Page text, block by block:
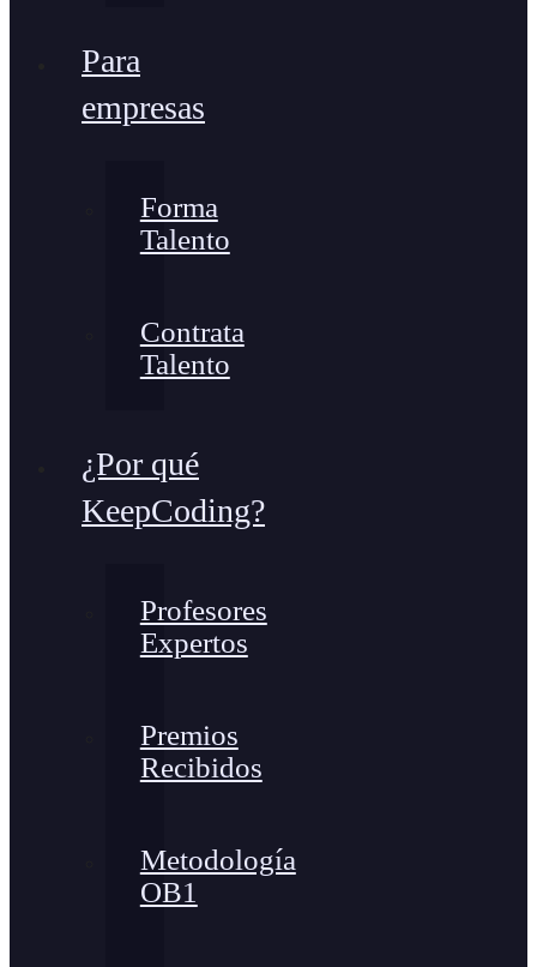
Para
empresas
Forma
Talento
Contrata
Talento
¿Por qué
KeepCoding?
Profesores
Expertos
Premios
Recibidos
Metodología
OB1